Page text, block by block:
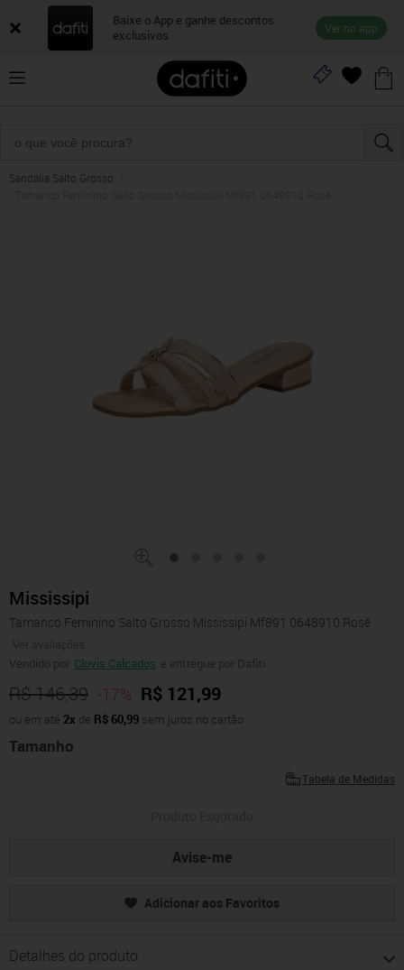
Baixe o App e ganhe descontos
exclusivos
Ver no app
Sandália Salto Grosso
Mississipi
Tamanco Feminino Salto Grosso Mississipi Mf891 0648910 Rosê
Ver avaliações
Vendido por Clovis Calcados e entregue por Dafiti
R$ 146,39 -17% R$ 121,99
ou em até 2x de R$ 60,99 sem juros no cartão
Tamanho
Tabela de Medidas
Avise-me
Adicionar aos Favoritos
Detalhes do produto